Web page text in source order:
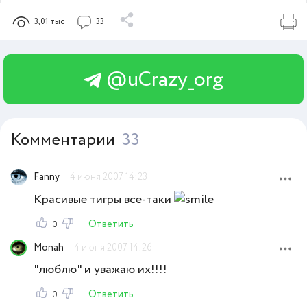
3,01 тыс 33
@uCrazy_org
Комментарии 33
Fanny 4 июня 2007 14:23
Красивые тигры все-таки
0
Ответить
Monah
4 июня 2007 14:26
"люблю" и уважаю их!!!!
0
Ответить